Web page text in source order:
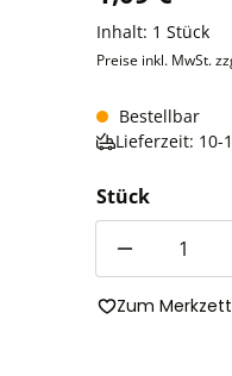
Inhalt: 1 Stück
Preise inkl. MwSt.
Bestellbar
Lieferzeit: 10-
Stück
Zum